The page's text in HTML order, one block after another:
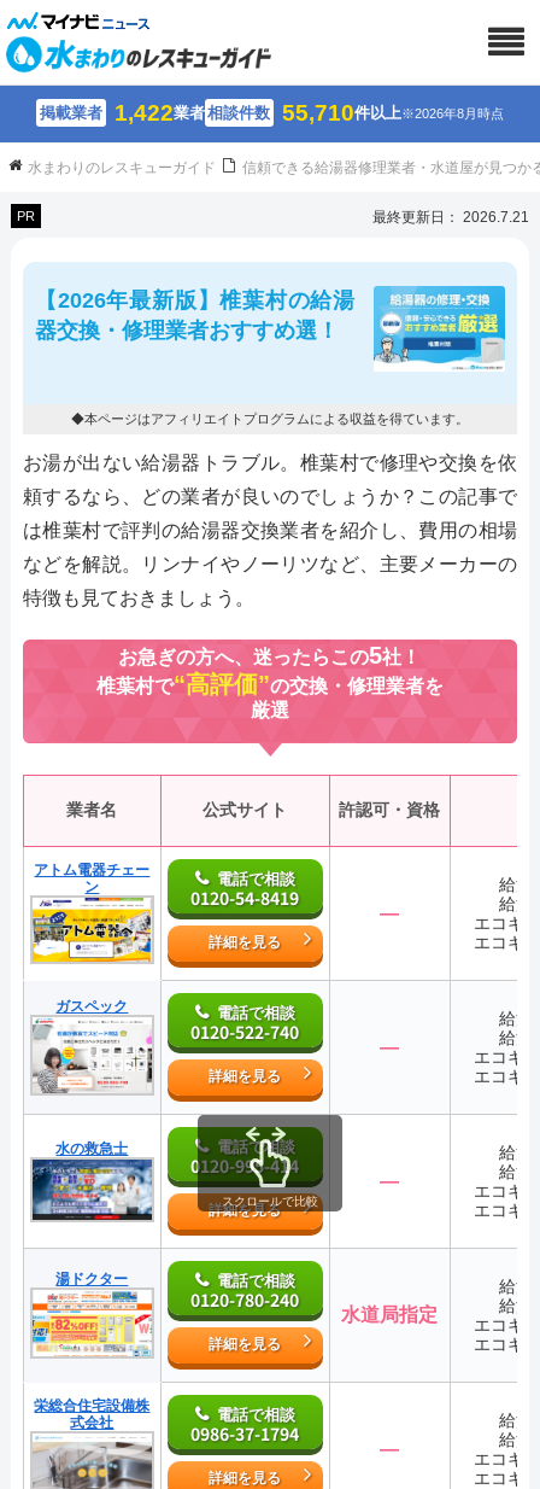
掲載業者 1,422業者相談件数 55,710件以上※2026年8月時点
水まわりのレスキューガイド 信頼できる給湯器修理業者・水道屋が見つか
PR 最終更新日： 2026.7.21
【2026年最新版】椎葉村の給湯
器交換・修理業者おすすめ選！
◆本ページはアフィリエイトプログラムによる収益を得ています。
お湯が出ない給湯器トラブル。椎葉村で修理や交換を依
頼するなら、どの業者が良いのでしょうか？この記事で
は椎葉村で評判の給湯器交換業者を紹介し、費用の相場
などを解説。リンナイやノーリツなど、主要メーカーの
特徴も見ておきましょう。
お急ぎの方へ、迷ったらこの5社！
椎葉村で“高評価”の交換・修理業者を
厳選
業者名 公式サイト 許認可・資格
アトム電器チェー
ン
電話で相談
0120-54-8419
詳細を見る
―
給湯
給湯
エコキ
エコキ
ガスペック 電話で相談
0120-522-740
詳細を見る
―
給湯
給湯
エコキ
エコキ
水の救急士 電話で相談
0120-995-414
詳細を見る
―
給湯
給湯
エコキ
エコキ
湯ドクター 電話で相談
0120-780-240
詳細を見る
水道局指定
給湯
給湯
エコキ
エコキ
栄総合住宅設備株
式会社
電話で相談
0986-37-1794
詳細を見る
―
給湯
給湯
エコキ
エコキ
スクロールで比較